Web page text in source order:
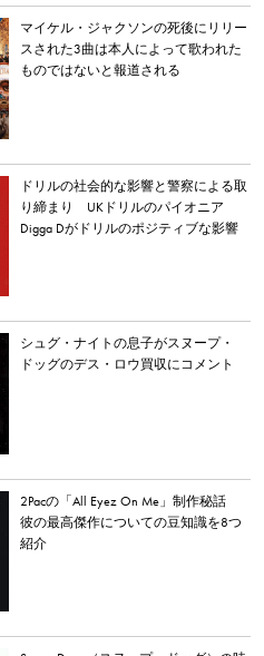
マイケル・ジャクソンの死後にリリー
スされた3曲は本人によって歌われた
ものではないと報道される
ドリルの社会的な影響と警察による取
り締まり UKドリルのパイオニア
Digga Dがドリルのポジティブな影響
シュグ・ナイトの息子がスヌープ・
ドッグのデス・ロウ買収にコメント
2Pacの「All Eyez On Me」制作秘話
彼の最高傑作についての豆知識を8つ
紹介